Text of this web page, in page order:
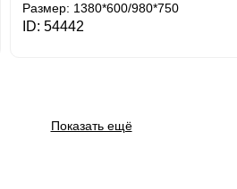
Размер: 1380*600/980*750
ID: 54442
Показать ещё